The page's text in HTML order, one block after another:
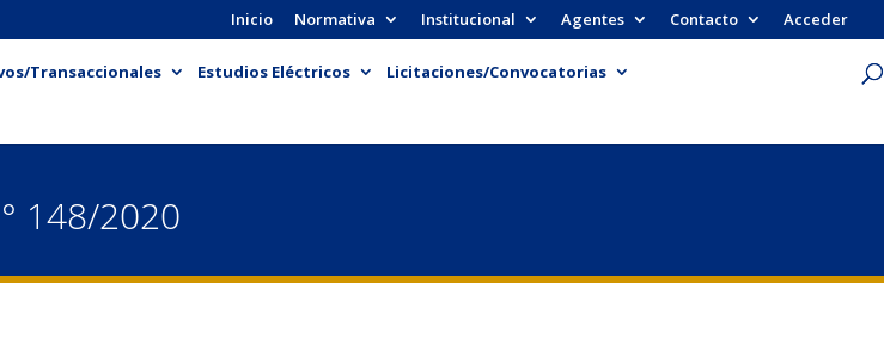
Inicio Normativa Institucional Agentes Contacto Acceder
Transaccionales Estudios Eléctricos
Licitaciones/Convocatorias
148/2020